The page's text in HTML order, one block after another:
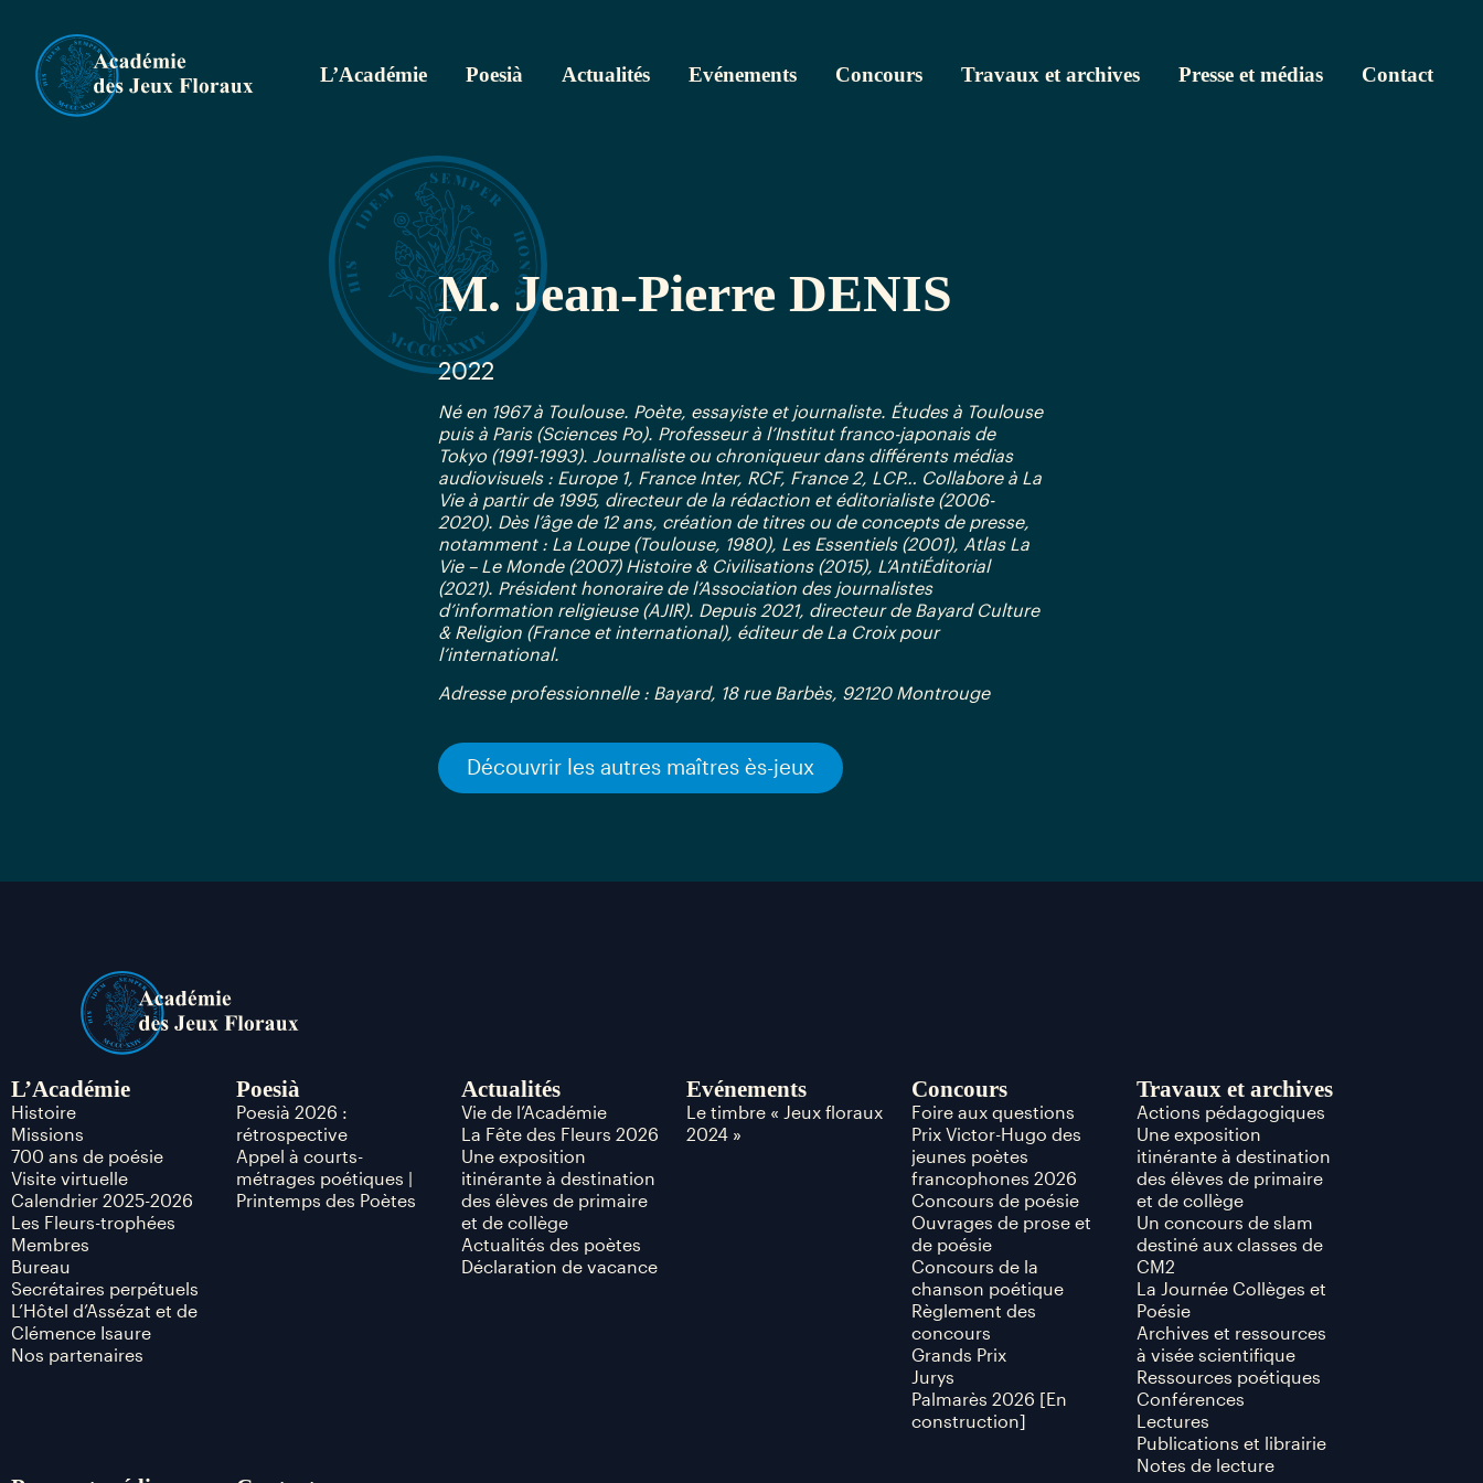
L’Académie Poesià Actualités Evénements Concours Travaux et archives Presse et médias Contact
M. Jean-Pierre DENIS
2022
Né en 1967 à Toulouse. Poète, essayiste et journaliste. Études à Toulouse
puis à Paris (Sciences Po). Professeur à l’Institut franco-japonais de
Tokyo (1991-1993). Journaliste ou chroniqueur dans différents médias
audiovisuels : Europe 1, France Inter, RCF, France 2, LCP… Collabore à La
Vie à partir de 1995, directeur de la rédaction et éditorialiste (2006-
2020). Dès l’âge de 12 ans, création de titres ou de concepts de presse,
notamment : La Loupe (Toulouse, 1980), Les Essentiels (2001), Atlas La
Vie – Le Monde (2007) Histoire & Civilisations (2015), L’AntiÉditorial
(2021). Président honoraire de l’Association des journalistes
d’information religieuse (AJIR). Depuis 2021, directeur de Bayard Culture
& Religion (France et international), éditeur de La Croix pour
l’international.
Adresse professionnelle : Bayard, 18 rue Barbès, 92120 Montrouge
Découvrir les autres maîtres ès-jeux
L’Académie
Histoire
Missions
700 ans de poésie
Visite virtuelle
Calendrier 2025-2026
Les Fleurs-trophées
Membres
Bureau
Secrétaires perpétuels
L’Hôtel d’Assézat et de
Clémence Isaure
Nos partenaires
Poesià
Poesià 2026 :
rétrospective
Appel à courts-
métrages poétiques |
Printemps des Poètes
Actualités
Vie de l’Académie
La Fête des Fleurs 2026
Une exposition
itinérante à destination
des élèves de primaire
et de collège
Actualités des poètes
Déclaration de vacance
Evénements
Le timbre « Jeux floraux
2024 »
Concours
Foire aux questions
Prix Victor-Hugo des
jeunes poètes
francophones 2026
Concours de poésie
Ouvrages de prose et
de poésie
Concours de la
chanson poétique
Règlement des
concours
Grands Prix
Jurys
Palmarès 2026 [En
construction]
Travaux et archives
Actions pédagogiques
Une exposition
itinérante à destination
des élèves de primaire
et de collège
Un concours de slam
destiné aux classes de
CM2
La Journée Collèges et
Poésie
Archives et ressources
à visée scientifique
Ressources poétiques
Conférences
Lectures
Publications et librairie
Notes de lecture